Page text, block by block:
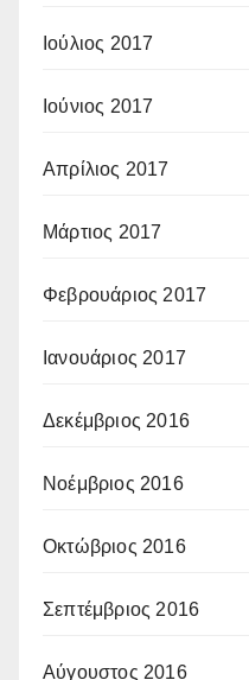
Ιούλιος 2017
Ιούνιος 2017
Απρίλιος 2017
Μάρτιος 2017
Φεβρουάριος 2017
Ιανουάριος 2017
Δεκέμβριος 2016
Νοέμβριος 2016
Οκτώβριος 2016
Σεπτέμβριος 2016
Αύγουστος 2016